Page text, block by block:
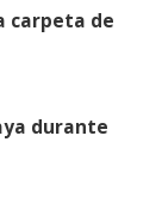
carpeta de
durante